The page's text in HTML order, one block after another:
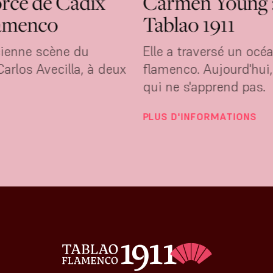
scène du
Avecilla, à deux
Tablao 1911
Elle a traversé un
flamenco.
qui ne s'apprend pas.
PLUS D'INFORMATIONS